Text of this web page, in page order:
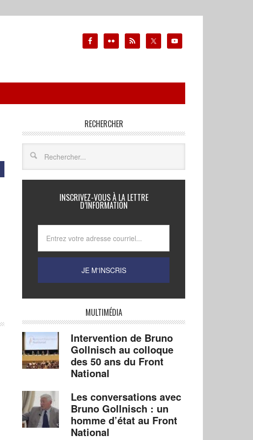
RECHERCHER
INSCRIVEZ-VOUS À LA LETTRE
D’INFORMATION
MULTIMÉDIA
Intervention de Bruno
Gollnisch au colloque
des 50 ans du Front
National
Les conversations avec
Bruno Gollnisch : un
homme d’état au Front
National